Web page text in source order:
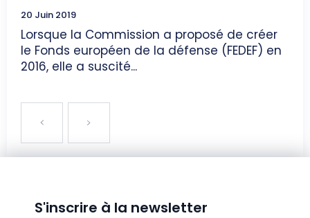
20 Juin 2019
Lorsque la Commission a proposé de créer
le Fonds européen de la défense (FEDEF) en
2016, elle a suscité...
S'inscrire à la newsletter